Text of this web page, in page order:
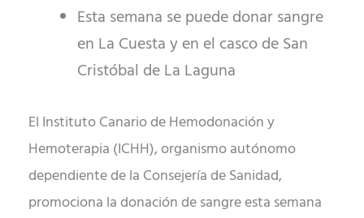
Esta semana se puede donar sangre
en La Cuesta y en el casco de San
Cristóbal de La Laguna
El Instituto Canario de Hemodonación y
Hemoterapia (ICHH), organismo autónomo
dependiente de la Consejería de Sanidad,
promociona la donación de sangre esta semana